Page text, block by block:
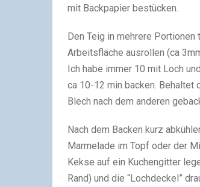
mit Backpapier bestücken.
Den Teig in mehrere
Arbeitsfläche ausrollen (ca
Ich habe immer 10 mit Loch
ca 10-12 min backen. Behaltet
Blech nach dem anderen
Nach dem Backen kurz
Marmelade im Topf oder der
Kekse auf ein Kuchengitter
Rand) und die “Lochdeckel”